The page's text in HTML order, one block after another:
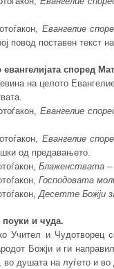
Евангелие
повод поставен текст на
евангелијата според
на целото
Евангелие
Евангелие
од предавањето.
Блаженствата –
Господовата
Десетте Божји
поуки и чуда.
Учител и Чудотворец
Божји и ги
во душата на луѓето и во